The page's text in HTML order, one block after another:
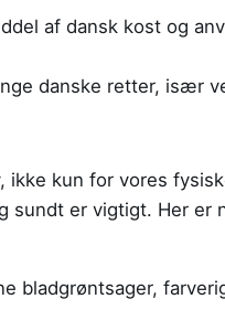
af dansk kost og
danske retter, især
ikke kun for vores
sundt er vigtigt. Her er
bladgrøntsager,